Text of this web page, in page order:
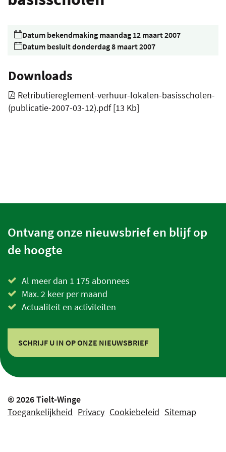
Datum bekendmaking maandag 12 maart 2007
Datum besluitdonderdag 8 maart 2007
Downloads
Retributiereglement-verhuur-lokalen-basisscholen-
(publicatie-2007-03-12).pdf 13 Kb
Ontvang onze nieuwsbrief en blijf op
de hoogte
Al meer dan 1 175 abonnees
Max. 2 keer per maand
Actualiteit en activiteiten
SCHRIJF U IN OP ONZE NIEUWSBRIEF
© 2026 Tielt-Winge
Toegankelijkheid Privacy Cookiebeleid Sitemap